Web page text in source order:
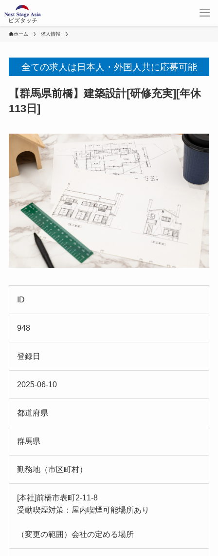
ビズタッチ
ホーム 求人情報
全ての求人は日本人・外国人共に応募可能
【群馬県前橋】建築設計[研修充実][年休
113日]
ID
948
登録日
2025-06-10
都道府県
群馬県
勤務地（市区町村）
[本社]前橋市表町2-11-8
受動喫煙対策：屋内喫煙可能場所あり
（変更の範囲）会社の定める場所